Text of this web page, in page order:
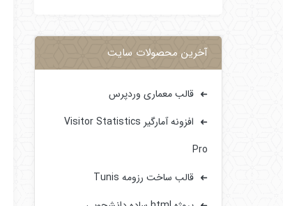
آخرین محصولات سایت
قالب معماری وردپرس
افزونه آمارگیر Visitor Statistics
Pro
قالب ساخت رزومه Tunis